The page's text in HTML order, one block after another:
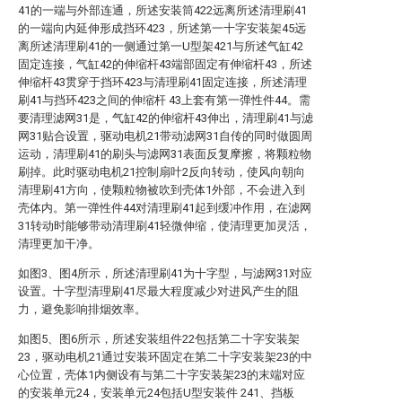
41的一端与外部连通，所述安装筒422远离所述清理刷41
的一端向内延伸形成挡环423，所述第一十字安装架45远
离所述清理刷41的一侧通过第一U型架421与所述气缸42
固定连接，气缸42的伸缩杆43端部固定有伸缩杆43，所述
伸缩杆43贯穿于挡环423与清理刷41固定连接，所述清理
刷41与挡环423之间的伸缩杆 43上套有第一弹性件44。需
要清理滤网31是，气缸42的伸缩杆43伸出，清理刷41与滤
网31贴合设置，驱动电机21带动滤网31自传的同时做圆周
运动，清理刷41的刷头与滤网31表面反复摩擦，将颗粒物
刷掉。此时驱动电机21控制扇叶2反向转动，使风向朝向
清理刷41方向，使颗粒物被吹到壳体1外部，不会进入到
壳体内。第一弹性件44对清理刷41起到缓冲作用，在滤网
31转动时能够带动清理刷41轻微伸缩，使清理更加灵活，
清理更加干净。
如图3、图4所示，所述清理刷41为十字型，与滤网31对应
设置。十字型清理刷41尽最大程度减少对进风产生的阻
力，避免影响排烟效率。
如图5、图6所示，所述安装组件22包括第二十字安装架
23，驱动电机21通过安装环固定在第二十字安装架23的中
心位置，壳体1内侧设有与第二十字安装架23的末端对应
的安装单元24，安装单元24包括U型安装件 241、挡板